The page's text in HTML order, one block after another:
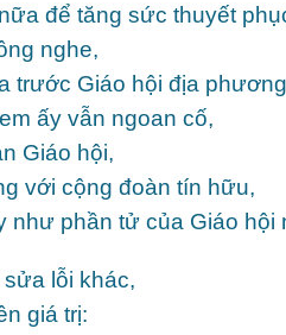
để tăng sức thuyết
nghe,
trước Giáo hội địa
ấy vẫn ngoan cố,
Giáo hội,
với cộng đoàn tín hữu,
như phần tử của Giáo hội
lỗi khác,
giá trị: